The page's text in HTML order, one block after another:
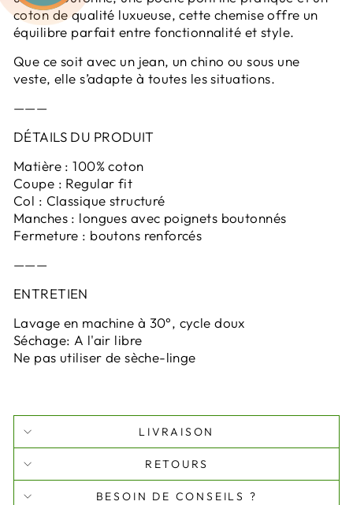
coton de qualité luxueuse, cette chemise offre un
équilibre parfait entre fonctionnalité et style.
Que ce soit avec un jean, un chino ou sous une
veste, elle s’adapte à toutes les situations.
———
DÉTAILS DU PRODUIT
Matière : 100% coton
Coupe : Regular fit
Col : Classique structuré
Manches : longues avec poignets boutonnés
Fermeture : boutons renforcés
———
ENTRETIEN
Lavage en machine à 30°, cycle doux
Séchage: A l'air libre
Ne pas utiliser de sèche-linge
LIVRAISON
RETOURS
BESOIN DE CONSEILS ?